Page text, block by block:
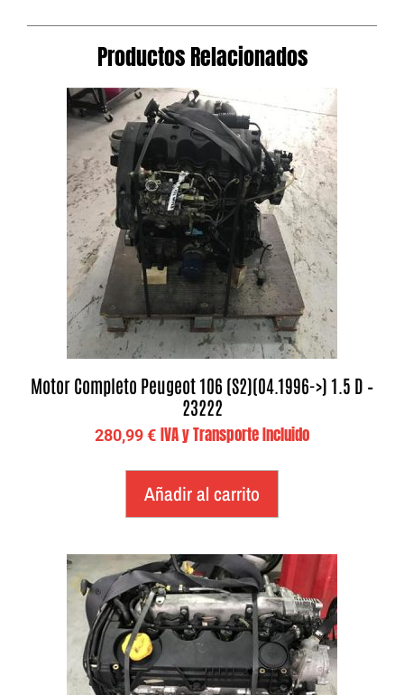
Productos Relacionados
Motor Completo Peugeot 106 (S2)(04.1996->) 1.5 D –
23222
280,99€ IVA y Transporte Incluido
Añadir al carrito